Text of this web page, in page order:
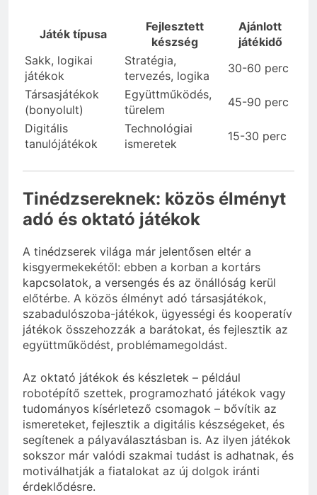
Játék típusa
Fejlesztett
készség
Ajánlott
játékidő
Sakk, logikai
játékok
Stratégia,
tervezés, logika
30-60 perc
Társasjátékok
(bonyolult)
Együttműködés,
türelem
45-90 perc
Digitális
tanulójátékok
Technológiai
ismeretek
15-30 perc
Tinédzsereknek: közös élményt
adó és oktató játékok
A tinédzserek világa már jelentősen eltér a
kisgyermekekétől: ebben a korban a kortárs
kapcsolatok, a versengés és az önállóság kerül
előtérbe. A közös élményt adó társasjátékok,
szabadulószoba-játékok, ügyességi és kooperatív
játékok összehozzák a barátokat, és fejlesztik az
együttműködést, problémamegoldást.
Az oktató játékok és készletek – például
robotépítő szettek, programozható játékok vagy
tudományos kísérletező csomagok – bővítik az
ismereteket, fejlesztik a digitális készségeket, és
segítenek a pályaválasztásban is. Az ilyen játékok
sokszor már valódi szakmai tudást is adhatnak, és
motiválhatják a fiatalokat az új dolgok iránti
érdeklődésre.